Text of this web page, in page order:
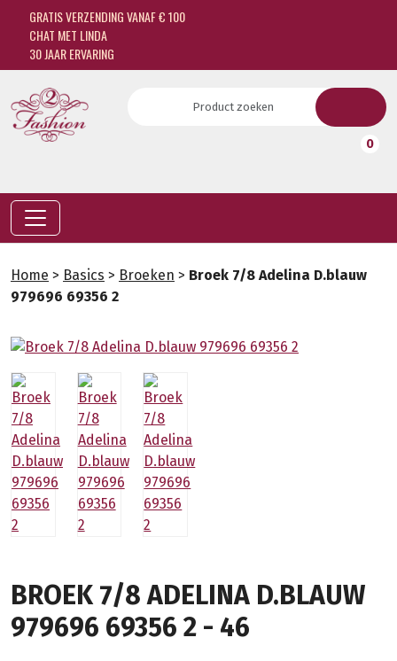
GRATIS VERZENDING VANAF € 100
CHAT MET LINDA
30 JAAR ERVARING
0
Home > Basics > Broeken > Broek 7/8 Adelina D.blauw
979696 69356 2
BROEK 7/8 ADELINA D.BLAUW
979696 69356 2 - 46